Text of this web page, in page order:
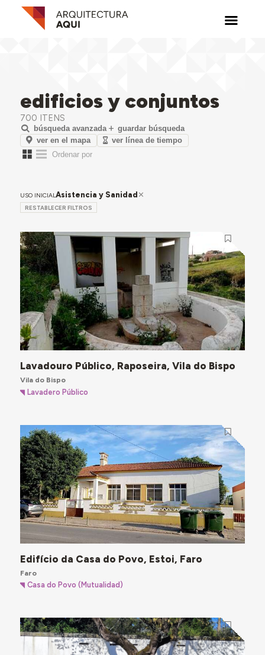
edificios y conjuntos
700 ITENS
búsqueda avanzada
guardar búsqueda
ver en el mapa
ver línea de tiempo
USO INICIALAsistencia y Sanidad
RESTABLECER FILTROS
Lavadouro Público, Raposeira, Vila do Bispo
Vila do Bispo
Lavadero Público
Edifício da Casa do Povo, Estoi, Faro
Faro
Casa do Povo (Mutualidad)